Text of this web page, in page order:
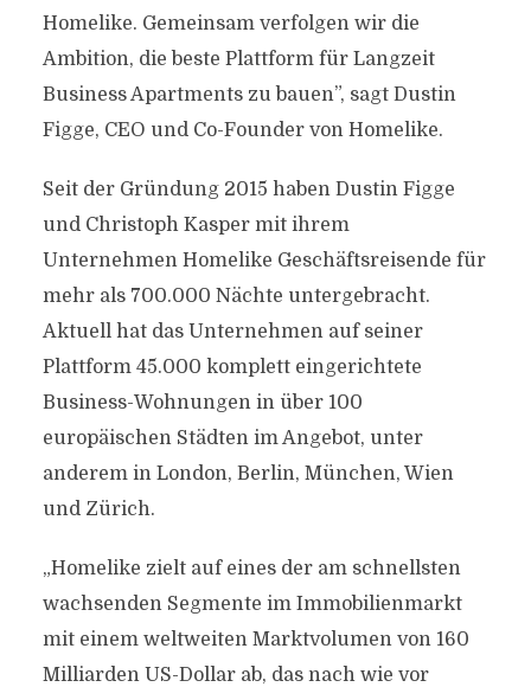
Homelike. Gemeinsam verfolgen wir die
Ambition, die beste Plattform für Langzeit
Business Apartments zu bauen”, sagt Dustin
Figge, CEO und Co-Founder von Homelike.
Seit der Gründung 2015 haben Dustin Figge
und Christoph Kasper mit ihrem
Unternehmen Homelike Geschäftsreisende für
mehr als 700.000 Nächte untergebracht.
Aktuell hat das Unternehmen auf seiner
Plattform 45.000 komplett eingerichtete
Business-Wohnungen in über 100
europäischen Städten im Angebot, unter
anderem in London, Berlin, München, Wien
und Zürich.
„Homelike zielt auf eines der am schnellsten
wachsenden Segmente im Immobilienmarkt
mit einem weltweiten Marktvolumen von 160
Milliarden US-Dollar ab, das nach wie vor